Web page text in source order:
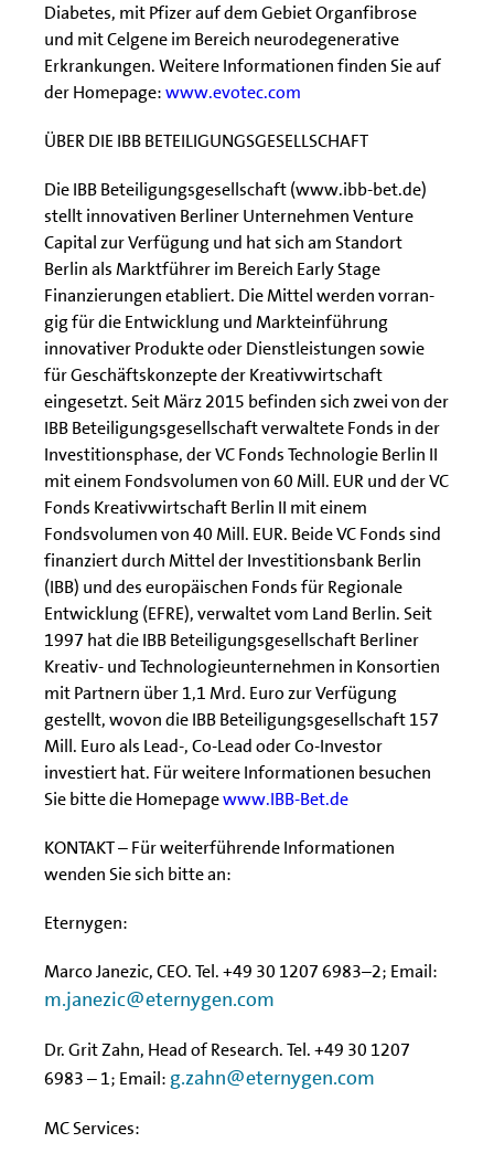
Diabetes, mit Pfizer auf dem Gebiet Organfibrose
und mit Celgene im Bereich neurodegenerative
Erkrankungen. Weitere Informationen finden Sie auf
der Homepage:www.evotec.com
ÜBER DIE IBB BETEILIGUNGSGESELLSCHAFT
Die IBB Beteiligungsgesellschaft (www.ibb-bet.de)
stellt innovativen Berliner Unternehmen Venture
Capital zur Verfügung und hat sich am Standort
Berlin als Marktführer im Bereich Early Stage
Finanzierungen etabliert. Die Mittel werden vorran-
gig für die Entwicklung und Markteinführung
innovativer Produkte oder Dienstleistungen sowie
für Geschäftskonzepte der Kreativwirtschaft
eingesetzt. Seit März 2015 befinden sich zwei von der
IBB Beteiligungsgesellschaft verwaltete Fonds in der
Investitionsphase, der VC Fonds Technologie Berlin II
mit einem Fondsvolumen von 60 Mill. EUR und der VC
Fonds Kreativwirtschaft Berlin II mit einem
Fondsvolumen von 40 Mill. EUR. Beide VC Fonds sind
finanziert durch Mittel der Investitionsbank Berlin
(IBB) und des europäischen Fonds für Regionale
Entwicklung (EFRE), verwaltet vom Land Berlin. Seit
1997 hat die IBB Beteiligungsgesellschaft Berliner
Kreativ- und Technologieunternehmen in Konsortien
mit Partnern über 1,1 Mrd. Euro zur Verfügung
gestellt, wovon die IBB Beteiligungsgesellschaft 157
Mill. Euro als Lead-, Co-Lead oder Co-Investor
investiert hat. Für weitere Informationen besuchen
Sie bitte die Homepagewww.IBB-Bet.de
KONTAKT – Für weiterführende Informationen
wenden Sie sich bitte an:
Eternygen:
Marco Janezic, CEO. Tel. +49 30 1207 6983–2; Email:
m.janezic@eternygen.com
Dr. Grit Zahn, Head of Research. Tel. +49 30 1207
6983 – 1; Email: g.zahn@eternygen.com
MC Services: